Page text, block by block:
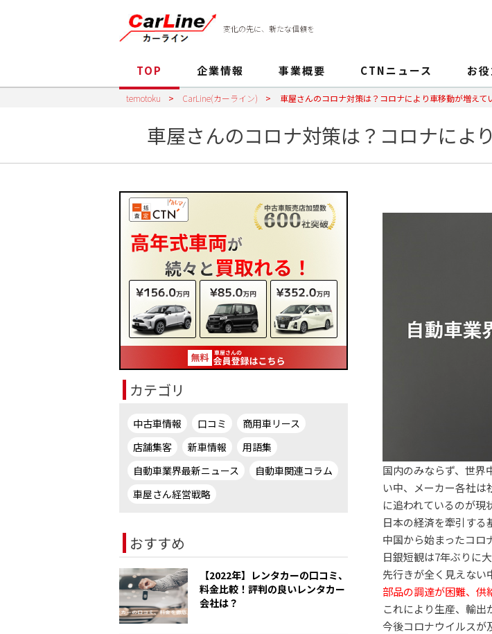
変化の先に、新たな信頼を
TOP 企業情報 事業概要 CTNニュース お
temotoku > CarLine(カーライン) > 車屋さんのコロナ対策は？コロナにより車移動が増えて
車屋さんのコロナ対策は？コロナによ
国内のみならず、世界
い中、メーカー各社
に追われているのが現
日本の経済を牽引する
中国から始まったコロ
日銀短観は7年ぶりに
先行きが全く見えない
部品の調達が困難、供
これにより生産、輸出
今後コロナウイルスが
カテゴリ
中古車情報 口コミ
商用車リース
店舗集客
新車情報
用語集
自動車業界最新ニュース
自動車関連コラム
車屋さん経営戦略
おすすめ
【2022年】レンタカーの口コミ、
料金比較！評判の良いレンタカー
会社は？